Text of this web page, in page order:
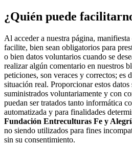
¿Quién puede
Al acceder a nuestra página,
facilite, bien sean obligatorios para
o bien datos voluntarios cuando se
realizar algún comentario en nuestros
peticiones, son veraces y correctos; es
situación real. Proporcionar estos
suministrados voluntariamente y con
puedan ser tratados tanto informática
automatizada y para finalidades
Fundación Entreculturas Fe y
no siendo utilizados para fines
sin su consentimiento.